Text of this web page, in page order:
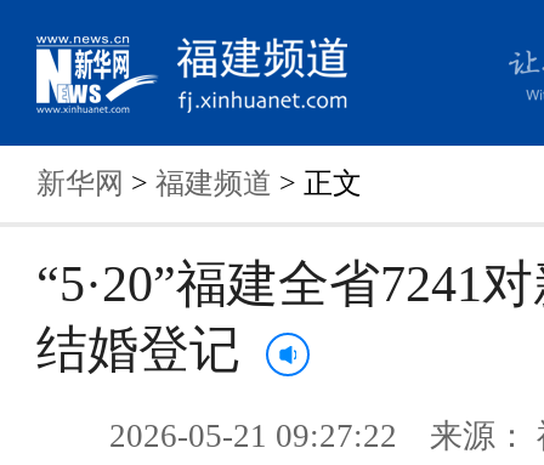
新华网 > 福建频道 > 正文
“5·20”福建全省7241
结婚登记
2026-05-21 09:27:22 来源：